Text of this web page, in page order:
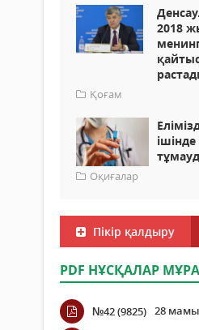
2018
Қоғам
Оқиғалар
Пікір қалдыру
PDF НҰСҚАЛАР
№42 (9825) 28